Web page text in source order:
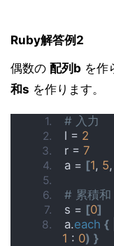
Ruby解答例2
偶数の 配列b を作
和s を作ります。
# 入力
l = 2
r = 7
a = [1, 5,
# 累積和
s = [0]
a.each {
1 : 0) }